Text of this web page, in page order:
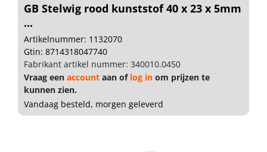
GB Stelwig rood kunststof 40 x 23 x 5mm
...
Artikelnummer: 1132070
Gtin: 8714318047740
Fabrikant artikel nummer: 340010.0450
Vraag een account aan of log in om prijzen te
kunnen zien.
Vandaag besteld, morgen geleverd